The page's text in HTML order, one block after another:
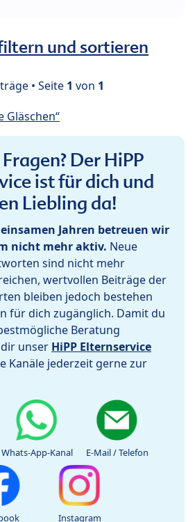
und sortieren
• Seite 1 von 1
Gläschen“
Der HiPP
ist für dich und
Liebling da!
Jahren betreuen wir
nicht mehr aktiv. Neue
sind nicht mehr
wertvollen Beiträge der
bleiben jedoch bestehen
für dich zugänglich. Damit du
Beratung
unser HiPP Elternservice
Kanäle jederzeit gerne zur
Whats-App-Kanal E-Mail / Telefon
Instagram